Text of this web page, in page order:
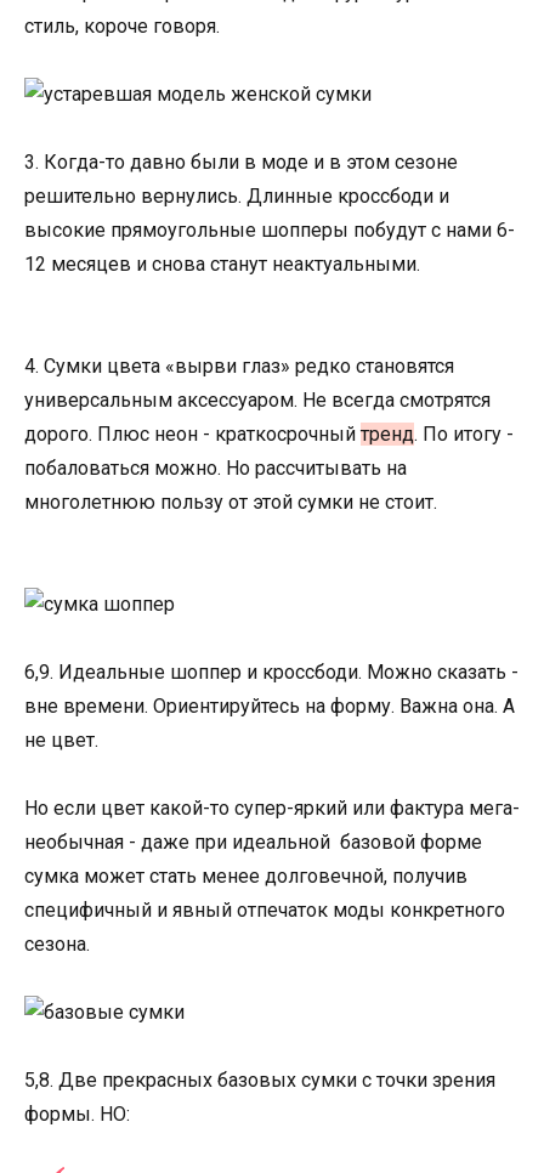
стиль, короче говоря.
3. Когда-то давно были в моде и в этом сезоне
решительно вернулись. Длинные кроссбоди и
высокие прямоугольные шопперы побудут с нами 6-
12 месяцев и снова станут неактуальными.
4. Сумки цвета «вырви глаз» редко становятся
универсальным аксессуаром. Не всегда смотрятся
дорого. Плюс неон - краткосрочный тренд. По итогу -
побаловаться можно. Но рассчитывать на
многолетнюю пользу от этой сумки не стоит.
6,9. Идеальные шоппер и кроссбоди. Можно сказать -
вне времени. Ориентируйтесь на форму. Важна она. А
не цвет.
Но если цвет какой-то супер-яркий или фактура мега-
необычная - даже при идеальной базовой форме
сумка может стать менее долговечной, получив
специфичный и явный отпечаток моды конкретного
сезона.
5,8. Две прекрасных базовых сумки с точки зрения
формы. НО: